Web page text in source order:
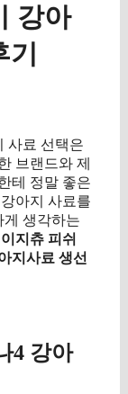
강아
사료 선택은
브랜드와 제
테 정말 좋은
아지 사료를
게 생각하는
이지츄 피쉬
지사료 생선
4 강아